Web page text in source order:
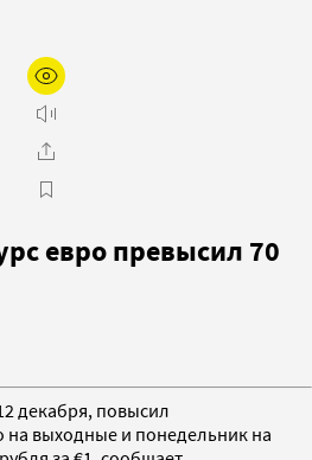
евро превысил 70
декабря, повысил
выходные и понедельник на